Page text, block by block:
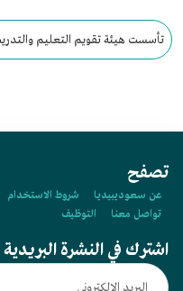
تأسست هيئة تقويم التعليم
تصفح
عن سعوديبيديا شروط الاستخدام
تواصل معنا
التوظيف
اشترك في النشرة البريدية